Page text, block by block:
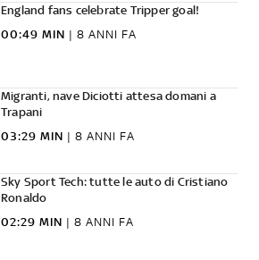
England fans celebrate Tripper goal!
00:49 MIN | 8 ANNI FA
Migranti, nave Diciotti attesa domani a
Trapani
03:29 MIN | 8 ANNI FA
Sky Sport Tech: tutte le auto di Cristiano
Ronaldo
02:29 MIN | 8 ANNI FA